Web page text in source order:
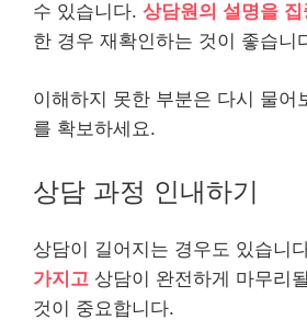
수 있습니다. 상담원의 설명을
한 경우 재확인하는 것이 좋습니
이해하지 못한 부분은 다시 물어
를 확보하세요.
상담 과정 인내하기
상담이 길어지는 경우도 있습니
가지고 상담이 완전하게 마무리
것이 중요합니다.